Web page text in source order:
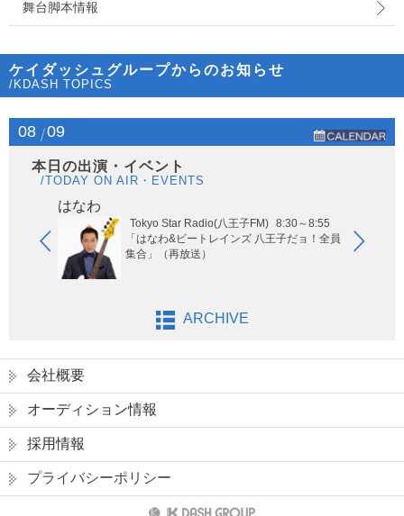
舞台脚本情報
ケイダッシュグループからのお知らせ
/KDASH TOPICS
08 09
本日の出演・イベント
/TODAY ON AIR・EVENTS
はなわ
Tokyo Star Radio(八王子FM) 8:30～8:55
「はなわ&ビートレインズ 八王子だョ！全員
集合」（再放送）
ARCHIVE
会社概要
オーディション情報
採用情報
プライバシーポリシー